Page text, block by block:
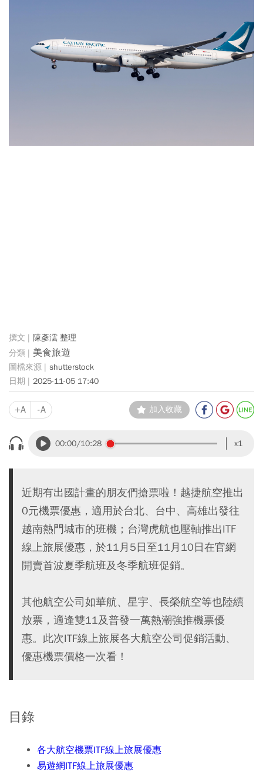
陳彥澐 整理
美食旅遊
shutterstock
2025-11-05 17:40
+A -A 加入收藏
00:00/10:28 x1
近期有出國計畫的朋友們搶票啦！越捷航空推出
0元機票優惠，適用於台北、台中、高雄出發往
越南熱門城市的班機；台灣虎航也壓軸推出ITF
線上旅展優惠，於11月5日至11月10日在官網
開賣首波夏季航班及冬季航班促銷。
其他航空公司如華航、星宇、長榮航空等也陸續
放票，適逢雙11及普發一萬熱潮強推機票優
惠。此次ITF線上旅展各大航空公司促銷活動、
優惠機票價格一次看！
目錄
各大航空機票ITF線上旅展優惠
易遊網ITF線上旅展優惠